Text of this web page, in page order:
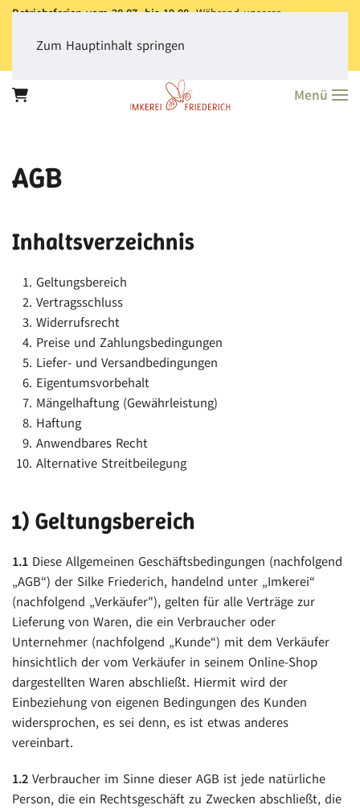
Betriebsferien vom 28.07. bis 19.08.Während unserer
dass derVersand aller Bestellungen erst ab dem 20.08.
Vielen Dank für Ihr Verständnis!
Zum Hauptinhalt springen
Menü
AGB
Inhaltsverzeichnis
Geltungsbereich
Vertragsschluss
Widerrufsrecht
Preise und Zahlungsbedingungen
Liefer- und Versandbedingungen
Eigentumsvorbehalt
Mängelhaftung (Gewährleistung)
Haftung
Anwendbares Recht
Alternative Streitbeilegung
1) Geltungsbereich
1.1 Diese Allgemeinen Geschäftsbedingungen (nachfolgend
„AGB“) der Silke Friederich, handelnd unter „Imkerei“
(nachfolgend „Verkäufer"), gelten für alle Verträge zur
Lieferung von Waren, die ein Verbraucher oder
Unternehmer (nachfolgend „Kunde“) mit dem Verkäufer
hinsichtlich der vom Verkäufer in seinem Online-Shop
dargestellten Waren abschließt. Hiermit wird der
Einbeziehung von eigenen Bedingungen des Kunden
widersprochen, es sei denn, es ist etwas anderes
vereinbart.
1.2 Verbraucher im Sinne dieser AGB ist jede natürliche
Person, die ein Rechtsgeschäft zu Zwecken abschließt, die